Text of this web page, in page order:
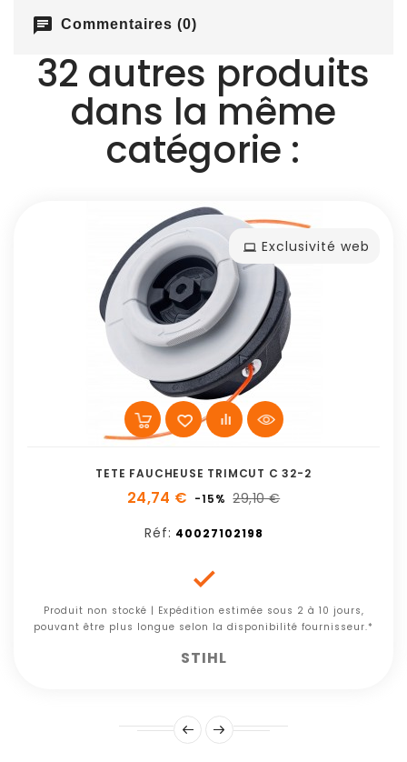
chat Commentaires (0)
32 autres produits
dans la même
catégorie :
Exclusivité web
TETE FAUCHEUSE TRIMCUT C 32-2
24,74 € -15% 29,10 €
Réf: 40027102198

Produit non stocké | Expédition estimée sous 2 à 10 jours,
pouvant être plus longue selon la disponibilité fournisseur.*
STIHL